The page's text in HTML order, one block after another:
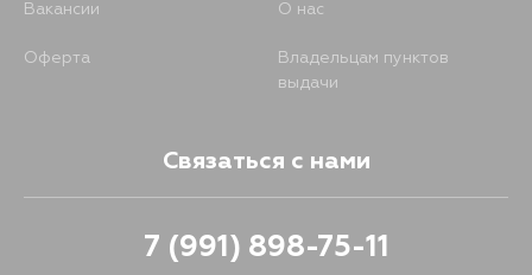
Вакансии О нас
Оферта
Владельцам пунктов
выдачи
Связаться с нами
7 (991) 898-75-11